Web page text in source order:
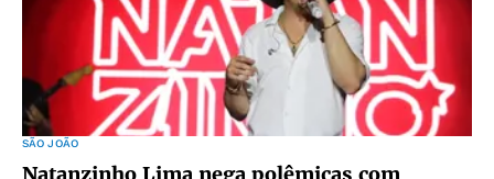
SÃO JOÃO